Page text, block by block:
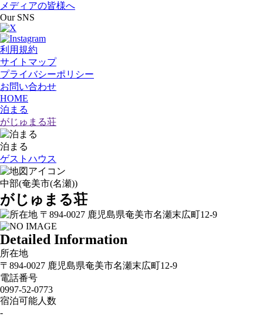
メディアの皆様へ
Our SNS
利用規約
サイトマップ
プライバシーポリシー
お問い合わせ
HOME
泊まる
がじゅまる荘
泊まる
ゲストハウス
中部(奄美市(名瀬))
がじゅまる荘
〒894-0027 鹿児島県奄美市名瀬末広町12-9
Detailed Information
所在地
〒894-0027 鹿児島県奄美市名瀬末広町12-9
電話番号
0997-52-0773
宿泊可能人数
-